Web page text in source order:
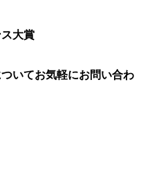
大賞
いてお気軽にお問い合わ